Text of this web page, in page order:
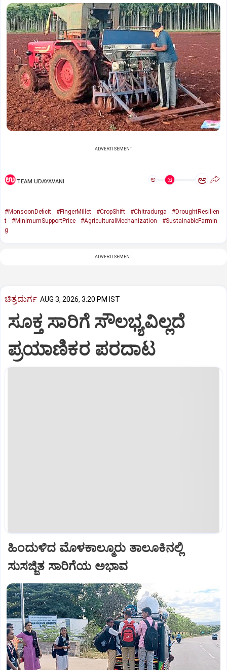
ADVERTISEMENT
TEAM UDAYAVANI ಅ ಅ
#MonsoonDeficit #FingerMillet #CropShift #Chitradurga
#DroughtResilien
t
#MinimumSupportPrice #AgriculturalMechanization
#SustainableFarmin
g
ADVERTISEMENT
ಚಿತ್ರದುರ್ಗ AUG 3, 2026, 3:20 PM IST
ಸೂಕ್ತ ಸಾರಿಗೆ ಸೌಲಭ್ಯವಿಲ್ಲದೆ
ಪ್ರಯಾಣಿಕರ ಪರದಾಟ
ಹಿಂದುಳಿದ ಮೊಳಕಾಲ್ಮೂರು ತಾಲೂಕಿನಲ್ಲಿ
ಸುಸಜ್ಜಿತ ಸಾರಿಗೆಯ ಅಭಾವ